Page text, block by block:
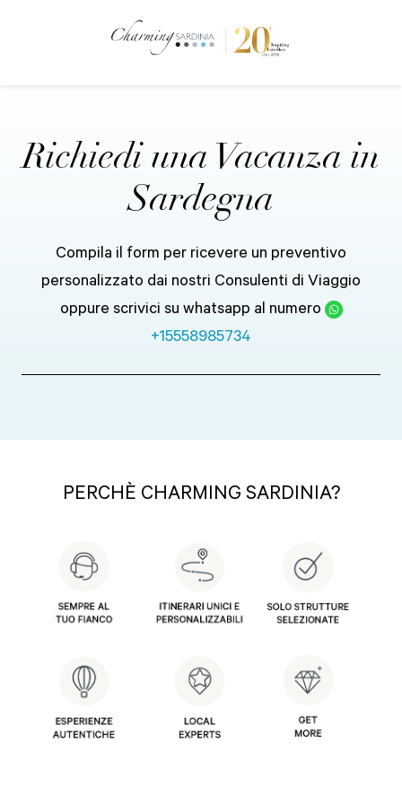
Richiedi una Vacanza in
Sardegna
Compila il form per ricevere un preventivo
personalizzato dai nostri Consulenti di Viaggio
oppure scrivici su whatsapp al numero
+15558985734
PERCHÈ CHARMING SARDINIA?